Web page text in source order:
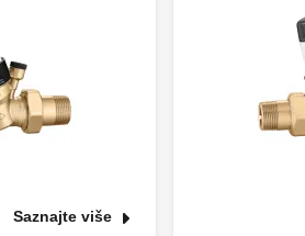
Saznajte više